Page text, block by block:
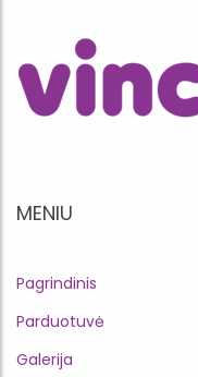
MENIU
Pagrindinis
Parduotuvė
Galerija